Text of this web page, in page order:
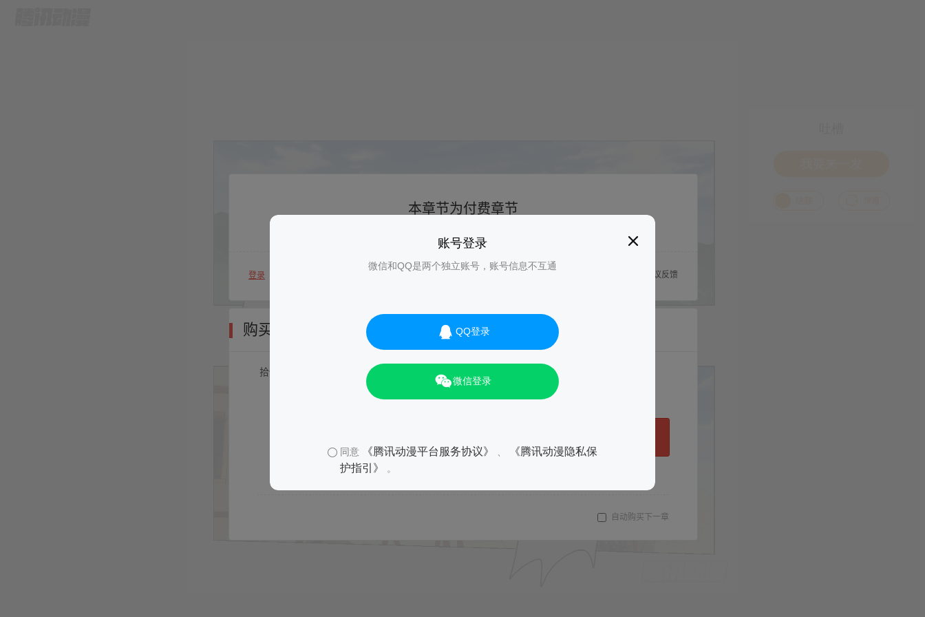
账号登录
微信和QQ是两个独立账号，账号信息不互通
QQ登录
微信登录
同意 《腾讯动漫平台服务协议》
《腾讯动漫隐私保
护指引》
。